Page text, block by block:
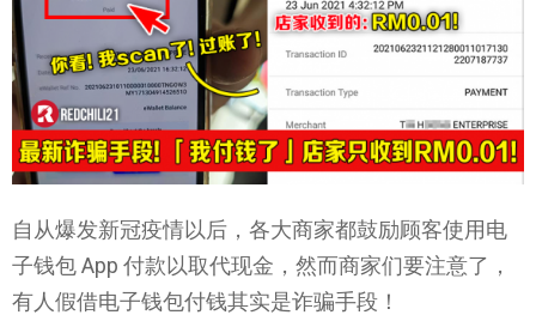
自从爆发新冠疫情以后，各大商家都鼓励顾客使用电
子钱包 App 付款以取代现金，然而商家们要注意了，
有人假借电子钱包付钱其实是诈骗手段！